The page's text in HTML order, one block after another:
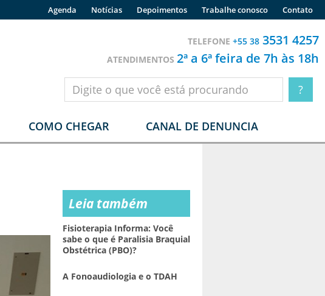
Agenda Notícias Depoimentos Trabalhe conosco Contato
TELEFONE +55 38 3531 4257
ATENDIMENTOS 2ª a 6ª feira de 7h às 18h
COMO CHEGAR CANAL DE DENUNCIA
Leia também
Fisioterapia Informa: Você
sabe o que é Paralisia Braquial
Obstétrica (PBO)?
A Fonoaudiologia e o TDAH